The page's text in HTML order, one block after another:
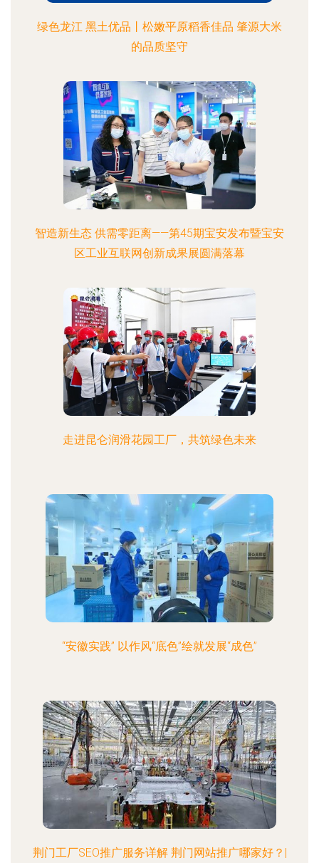
绿色龙江 黑土优品丨松嫩平原稻香佳品 肇源大米
的品质坚守
智造新生态 供需零距离——第45期宝安发布暨宝安
区工业互联网创新成果展圆满落幕
走进昆仑润滑花园工厂，共筑绿色未来
“安徽实践” 以作风“底色”绘就发展“成色”
荆门工厂SEO推广服务详解 荆门网站推广哪家好？|